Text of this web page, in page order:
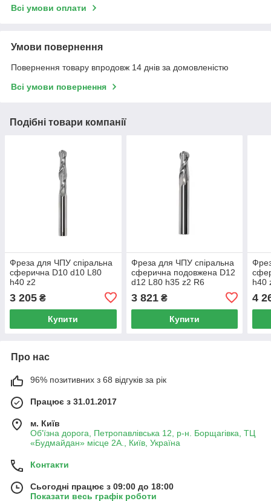
Всі умови оплати
Умови повернення
Повернення товару впродовж 14 днів за домовленістю
Всі умови повернення
Подібні товари компанії
Фреза для ЧПУ спіральна
сферична D10 d10 L80
h40 z2
3 205 ₴
Купити
Фреза для ЧПУ спіральна
сферична подовжена D12
d12 L80 h35 z2 R6
3 821₴
Купити
h40
4
Про нас
96% позитивних з 68 відгуків за рік
Працює з 31.01.2017
м. Київ
Об'їзна дорога, Петропавлівська 12, р-н. Борщагівка, ТЦ
«Будмайдан» місце 2А., Київ, Україна
Контакти
Сьогодні працює з 09:00 до 18:00
Показати весь графік роботи